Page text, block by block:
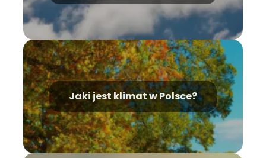
Jaki jest klimat w Polsce?